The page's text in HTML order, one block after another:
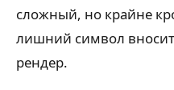
сложный, но крайне
лишний символ
рендер.